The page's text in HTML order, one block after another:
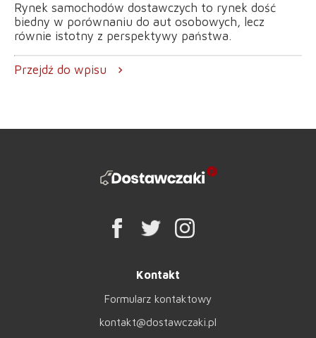
Rynek samochodów dostawczych to rynek dość
biedny w porównaniu do aut osobowych, lecz
równie istotny z perspektywy państwa.
Przejdź do wpisu chevron_right
Kontakt
Formularz kontaktowy
kontakt@dostawczaki.pl